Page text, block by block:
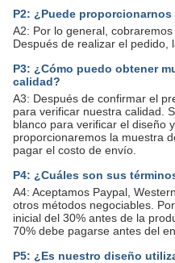
P2: ¿Puede
A2: Por lo general,
Después de realizar el pedido,
P3: ¿Cómo puedo obtener
calidad?
A3: Después de confirmar el
para verificar nuestra calidad.
blanco para verificar el diseño
proporcionaremos la muestra
pagar el costo de envío.
P4: ¿Cuáles son sus
A4: Aceptamos Paypal,
otros métodos negociables.
inicial del 30% antes de la
70% debe pagarse antes del
P5: ¿Es nuestro diseño